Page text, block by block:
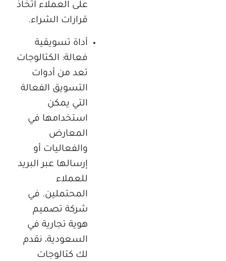
على العملاء اتخاذ
قرارات الشراء.
أداة تسويقية
فعالة: الكتالوجات
تعد من أدوات
التسويق الفعالة
التي يمكن
استخدامها في
المعارض
والفعاليات أو
إرسالها عبر البريد
للعملاء
المحتملين. في
شركة تصميم
هوية تجارية في
السعودية، نقدم
لك كتالوجات